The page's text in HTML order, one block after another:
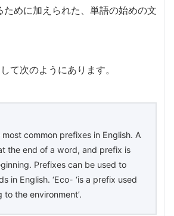
ために加えられた、単語の始めの文
て次のようにあります。
most common prefixes in English. A
the end of a word, and prefix is
Prefixes can be used to
in English. ‘Eco- ‘is a prefix used
to the environment’.